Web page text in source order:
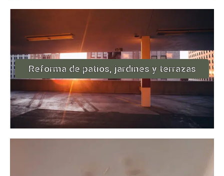
Reforma de patios, jardines y terrazas